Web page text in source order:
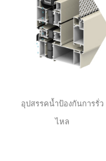
อุปสรรคน้ำป้องกันการรั่ว
ไหล